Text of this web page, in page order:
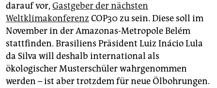
darauf vor, Gastgeber der nächsten
Weltklimakonferenz COP30 zu sein. Diese soll im
November in der Amazonas-Metropole Belém
stattfinden. Brasiliens Präsident Luiz Inácio Lula
da Silva will deshalb international als
ökologischer Musterschüler wahrgenommen
werden – ist aber trotzdem für neue Ölbohrungen.